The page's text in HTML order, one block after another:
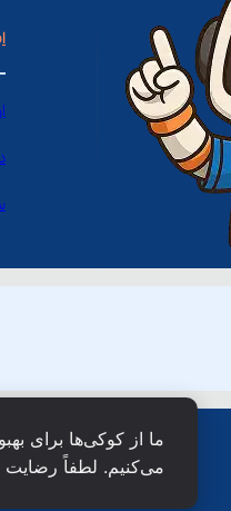
همۀ
ما از کوکی‌ها برای
می‌کنیم. لطفاً رضایت